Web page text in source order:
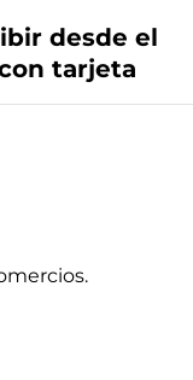
desde el
tarjeta